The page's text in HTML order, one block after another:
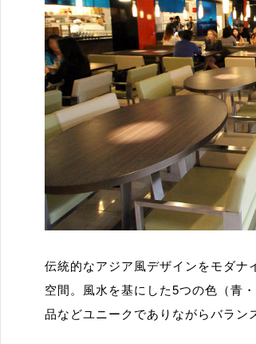
伝統的なアジア風デザインをモダナ
空間。風水を基にした5つの色（青
品などユニークでありながらバラン